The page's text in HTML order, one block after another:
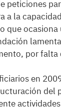
peticiones
a la
que ocasiona
por falta
en
del